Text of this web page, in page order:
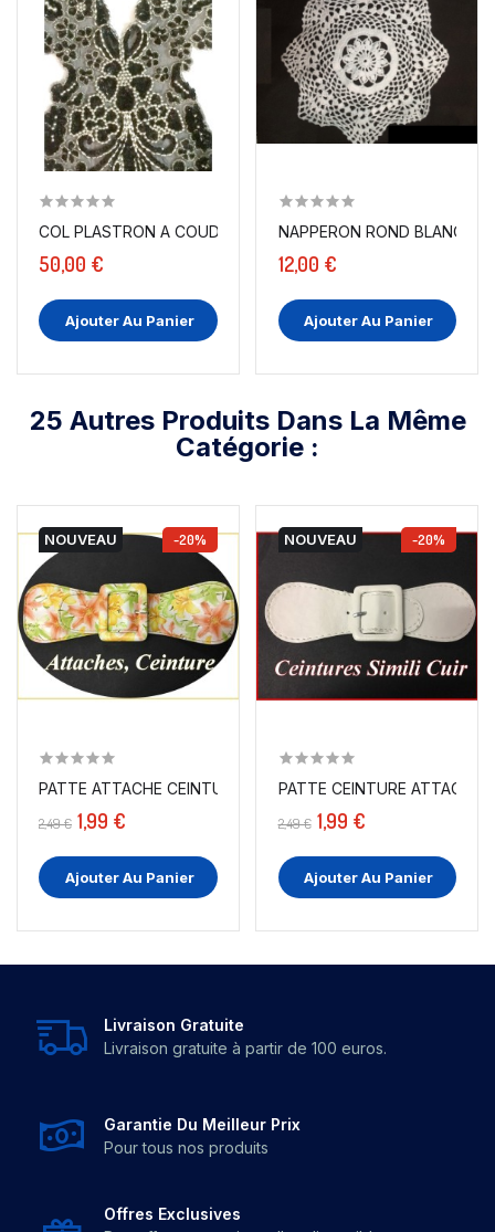
COL PLASTRON A COUDRE EN SEQUIN ARGENT ET PERLES
50,00 €
Ajouter Au Panier
NAPPERON ROND BLANC
12,00 €
Ajouter Au Panier
25 Autres Produits Dans La Même
Catégorie :
NOUVEAU -20%
PATTE ATTACHE CEINTURE SIMILI CUIR JAUNE ET...
2,49 € 1,99 €
Ajouter Au Panier
NOUVEAU -20%
PATTE CEINTURE ATTACHE
2,49 € 1,99 €
Ajouter Au Panier
Livraison Gratuite
Livraison gratuite à partir de 100 euros.
Garantie Du Meilleur Prix
Pour tous nos produits
Offres Exclusives